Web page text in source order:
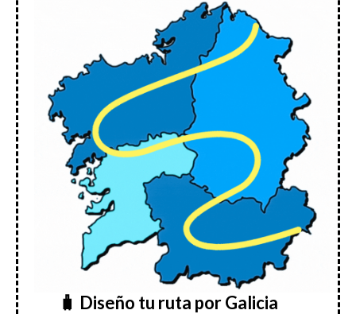
🧳 Diseño tu ruta por Galicia